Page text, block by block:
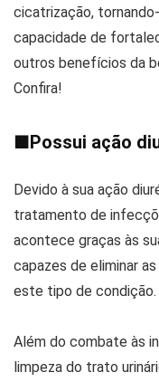
cicatrização,
capacidade de
outros benefícios da
Confira!
■Possui ação
Devido à sua ação
tratamento de
acontece graças às
capazes de eliminar
este tipo de condição.
Além do combate às
limpeza do trato